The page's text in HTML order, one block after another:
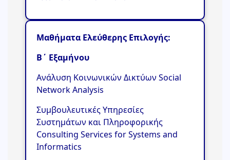
Μαθήματα Ελεύθερης Επιλογής:
Β΄ Εξαμήνου
Ανάλυση Κοινωνικών Δικτύων Social
Network Analysis
Συμβουλευτικές Υπηρεσίες
Συστημάτων και Πληροφορικής
Consulting Services for Systems and
Informatics